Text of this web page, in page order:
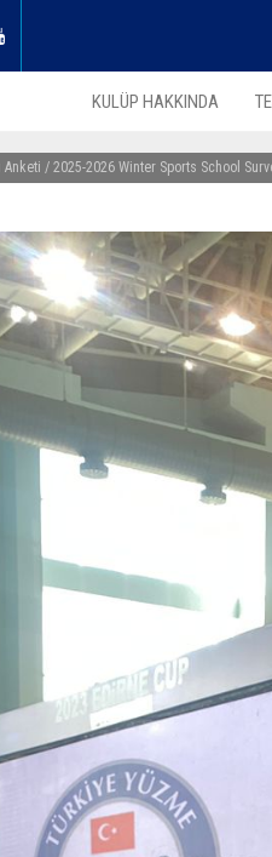
KULÜP HAKKINDA
Anketi / 2025-2026 Winter Sports School